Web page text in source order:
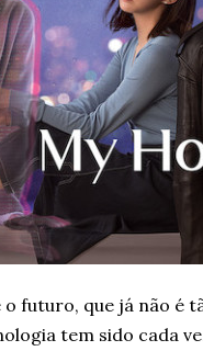
futuro, que já não é
tem sido cada